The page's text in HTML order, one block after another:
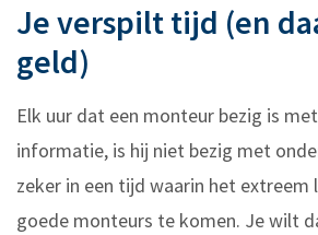
Je verspilt tijd (en
geld)
Elk uur dat een monteur bezig is
informatie, is hij niet bezig met
zeker in een tijd waarin het extreem
goede monteurs te komen. Je wilt